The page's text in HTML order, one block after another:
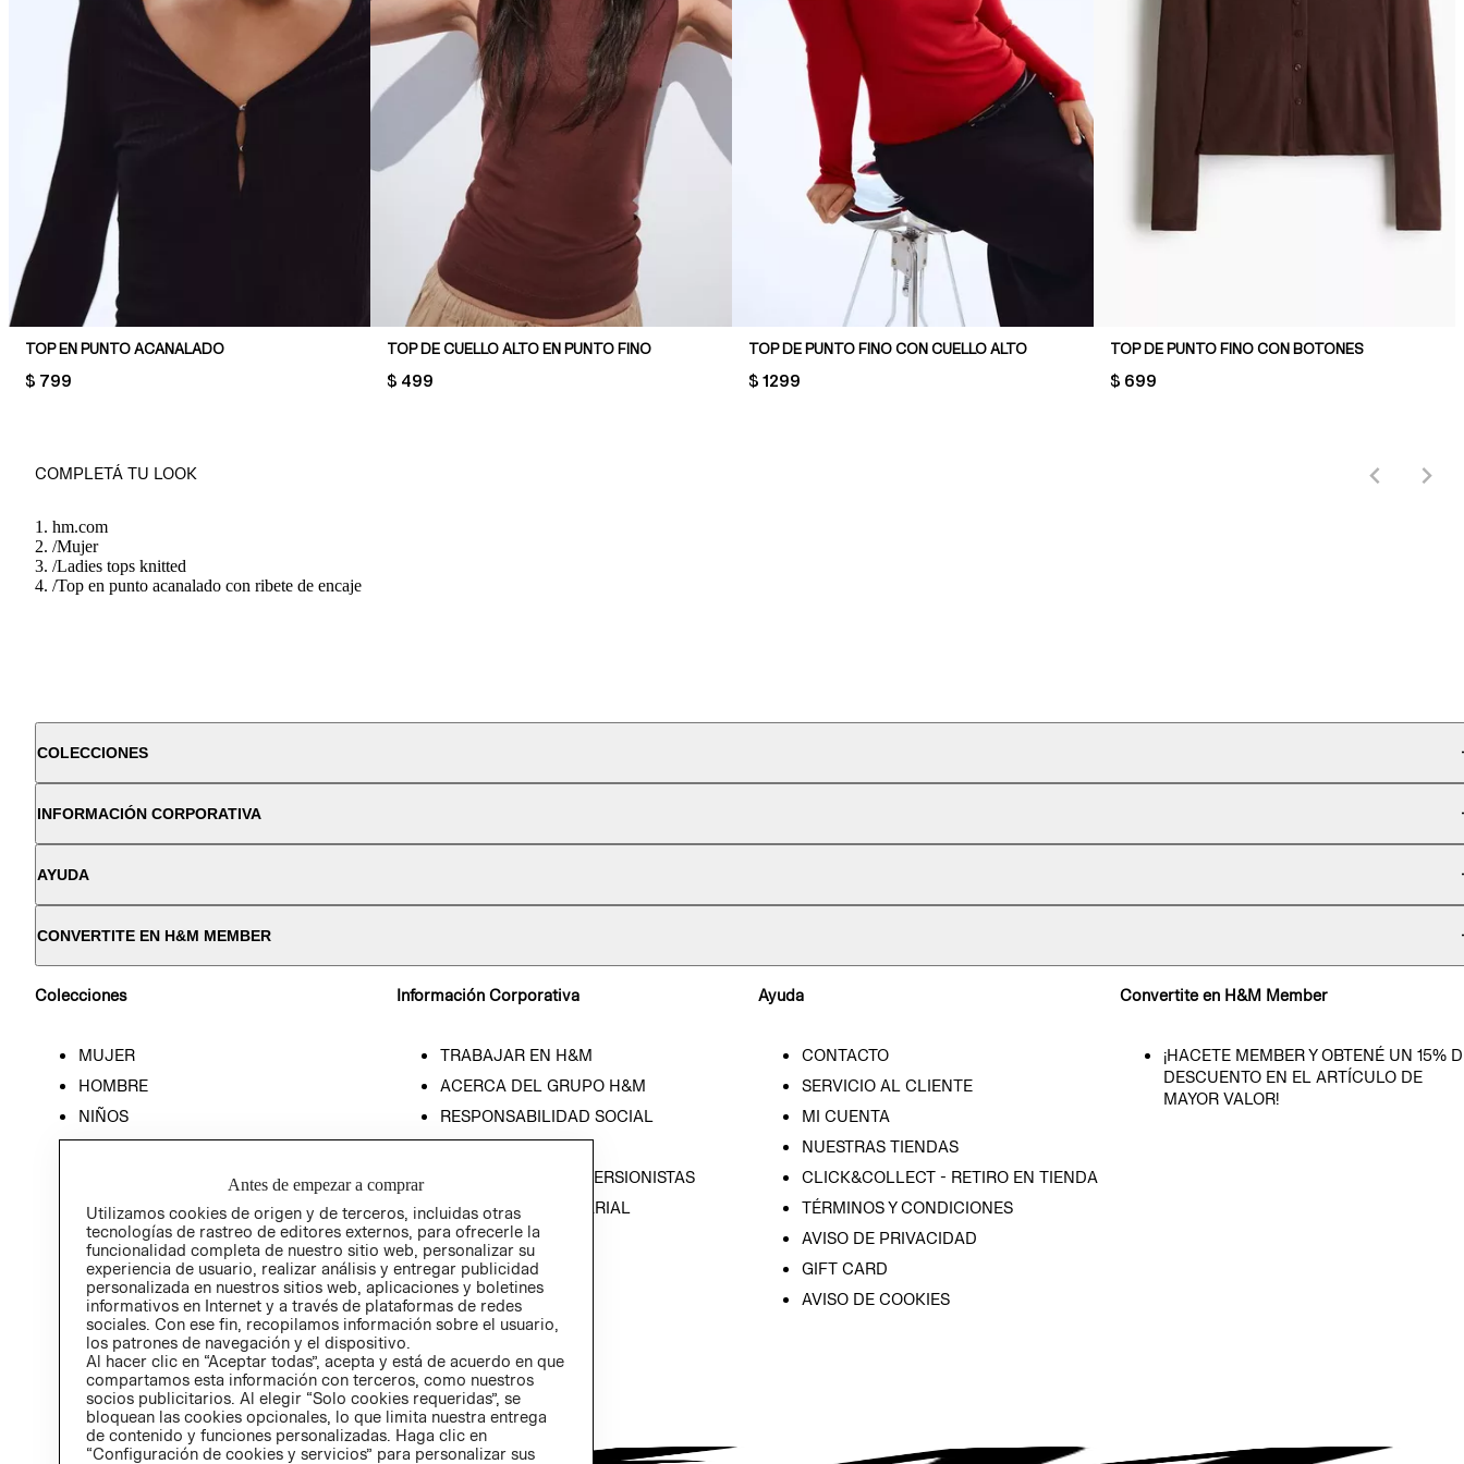
TOP EN PUNTO ACANALADO
PRICE:
$ 799
TOP DE CUELLO ALTO EN PUNTO FINO
PRICE:
$ 499
TOP DE PUNTO FINO CON CUELLO ALTO
PRICE:
$ 1299
TOP DE PUNTO FINO CON BOTONES
PRICE:
$ 699
COMPLETÁ TU LOOK
hm.com
/Mujer
/Ladies tops knitted
/Top en punto acanalado con ribete de encaje
COLECCIONES
INFORMACIÓN CORPORATIVA
AYUDA
CONVERTITE EN H&M MEMBER
Colecciones
MUJER
HOMBRE
NIÑOS
HOME
Información Corporativa
TRABAJAR EN H&M
ACERCA DEL GRUPO H&M
RESPONSABILIDAD SOCIAL
PRENSA
RELACIÓN CON INVERSIONISTAS
POLÍTICA EMPRESARIAL
Ayuda
CONTACTO
SERVICIO AL CLIENTE
MI CUENTA
NUESTRAS TIENDAS
CLICK&COLLECT - RETIRO EN TIENDA
TÉRMINOS Y CONDICIONES
AVISO DE PRIVACIDAD
GIFT CARD
AVISO DE COOKIES
Convertite en H&M Member
¡HACETE MEMBER Y OBTENÉ UN 15%
DESCUENTO EN EL ARTÍCULO DE
MAYOR VALOR!
Antes de empezar a comprar
Utilizamos cookies de origen y de terceros, incluidas otras
tecnologías de rastreo de editores externos, para ofrecerle la
funcionalidad completa de nuestro sitio web, personalizar su
experiencia de usuario, realizar análisis y entregar publicidad
personalizada en nuestros sitios web, aplicaciones y boletines
informativos en Internet y a través de plataformas de redes
sociales. Con ese fin, recopilamos información sobre el usuario,
los patrones de navegación y el dispositivo.
Al hacer clic en “Aceptar todas”, acepta y está de acuerdo en que
compartamos esta información con terceros, como nuestros
socios publicitarios. Al elegir “Solo cookies requeridas”, se
bloquean las cookies opcionales, lo que limita nuestra entrega
de contenido y funciones personalizadas. Haga clic en
“Configuración de cookies y servicios” para personalizar sus